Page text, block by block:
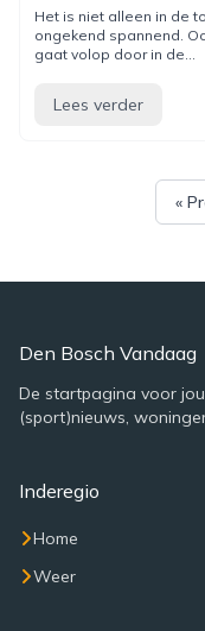
Het is niet alleen in de
ongekend spannend.
gaat volop door in de...
Lees verder
«
Den Bosch Vandaag
De startpagina voor
(sport)nieuws,
Inderegio
Home
Weer